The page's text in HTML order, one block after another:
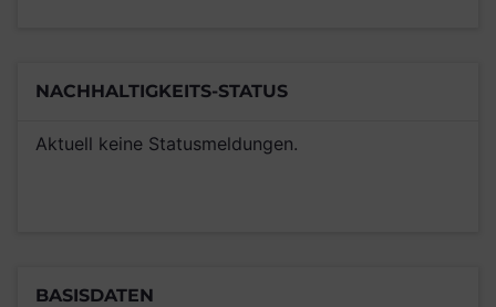
NACHHALTIGKEITS-STATUS
Aktuell keine Statusmeldungen.
BASISDATEN